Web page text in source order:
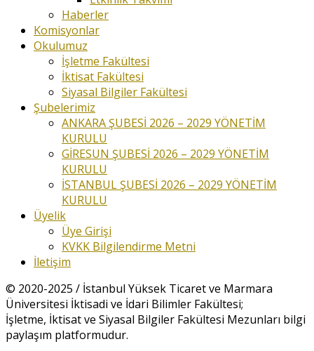
Haberler
Komisyonlar
Okulumuz
İşletme Fakültesi
İktisat Fakültesi
Siyasal Bilgiler Fakültesi
Şubelerimiz
ANKARA ŞUBESİ 2026 – 2029 YÖNETİM
KURULU
GİRESUN ŞUBESİ 2026 – 2029 YÖNETİM
KURULU
İSTANBUL ŞUBESİ 2026 – 2029 YÖNETİM
KURULU
Üyelik
Üye Girişi
KVKK Bilgilendirme Metni
İletişim
© 2020-2025 / İstanbul Yüksek Ticaret ve Marmara
Üniversitesi İktisadi ve İdari Bilimler Fakültesi;
İşletme, İktisat ve Siyasal Bilgiler Fakültesi Mezunları bilgi
paylaşım platformudur.